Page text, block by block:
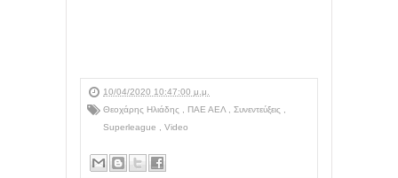
10/04/2020 10:47:00 μ.μ.
Θεοχάρης Ηλιάδης
ΠΑΕ ΑΕΛ Συνεντεύξεις
Superleague
Video